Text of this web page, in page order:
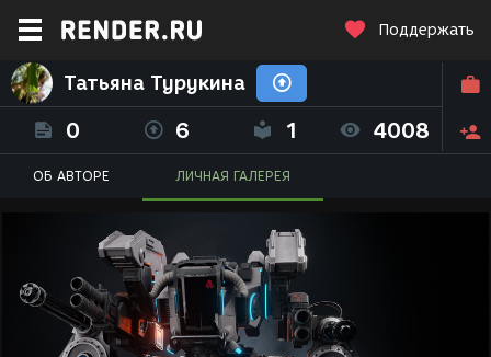
Поддержать
Татьяна Турукина
0 6 1 4008
ОБ АВТОРЕ ЛИЧНАЯ ГАЛЕРЕЯ